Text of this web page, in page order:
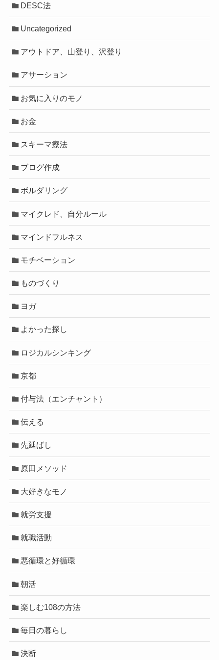
DESC法
Uncategorized
アウトドア、山登り、沢登り
アサーション
お気に入りのモノ
お金
スキーマ療法
ブログ作成
ボルダリング
マイクレド、自分ルール
マインドフルネス
モチベーション
ものづくり
ヨガ
よかった探し
ロジカルシンキング
京都
付与法（エンチャント）
伝える
先延ばし
原田メソッド
大好きなモノ
就労支援
就職活動
悪循環と好循環
朝活
楽しむ108の方法
毎日の暮らし
決断